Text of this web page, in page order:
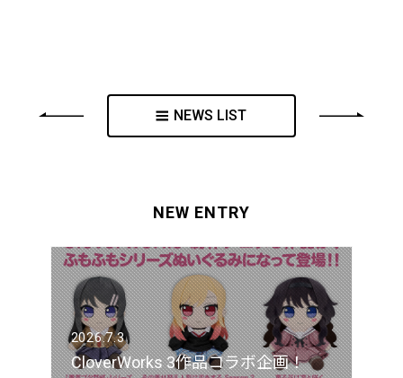
NEWS LIST
NEW ENTRY
2026.7.3
CloverWorks 3作品コラボ企画！